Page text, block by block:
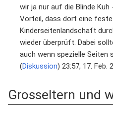
wir ja nur auf die Blinde
Vorteil, dass dort eine
Kinderseitenlandschaft
wieder überprüft. Dabei
auch wenn spezielle Seiten
(Diskussion) 23:57, 17. Feb.
Grosseltern und